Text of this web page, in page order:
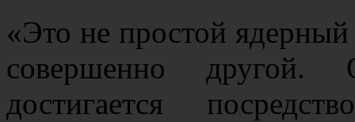
«Это не простой
совершенно
достигается